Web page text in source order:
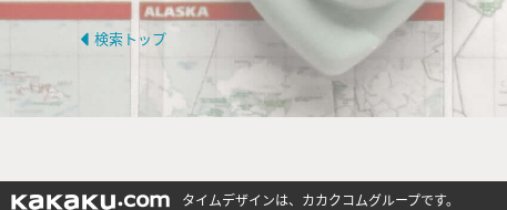
検索トップ
タイムデザインは、カカクコムグループです。